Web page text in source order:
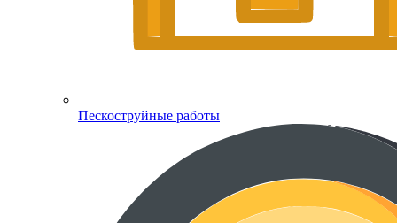
Пескоструйные работы